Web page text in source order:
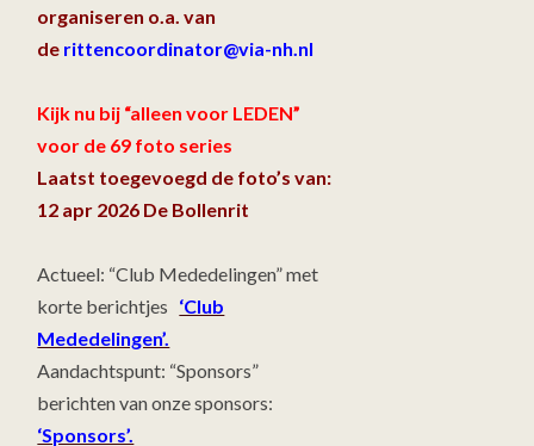
organiseren o.a. van
de rittencoordinator@via-nh.nl
Kijk nu bij “alleen voor LEDEN”
voor de 69 foto series
Laatst toegevoegd de foto’s van:
12 apr 2026 De Bollenrit
Actueel: “Club Mededelingen” met
korte berichtjes ‘Club
Mededelingen’.
Aandachtspunt: “Sponsors”
berichten van onze sponsors:
‘Sponsors’.